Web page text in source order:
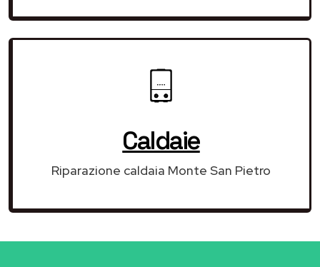
Caldaie
Riparazione caldaia Monte San Pietro